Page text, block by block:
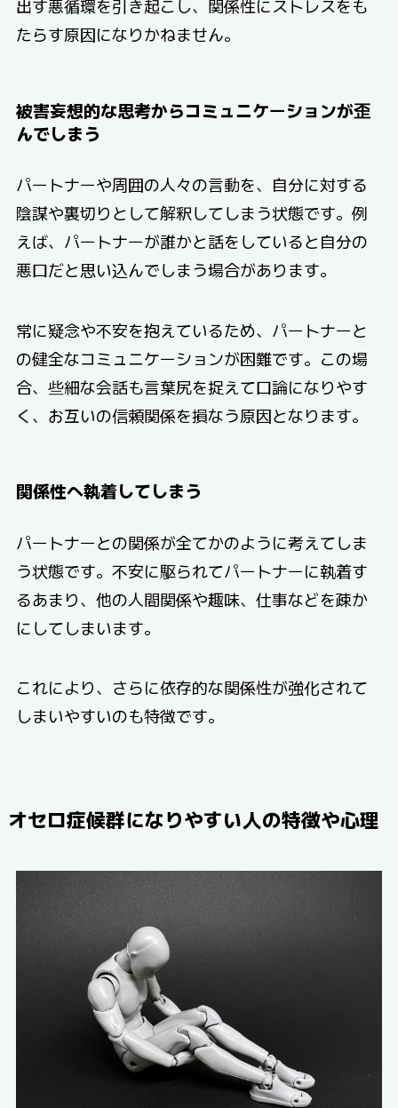
出す悪循環を引き起こし、関係性にストレスをも
たらす原因になりかねません。
被害妄想的な思考からコミュニケーションが歪
んでしまう
パートナーや周囲の人々の言動を、自分に対する
陰謀や裏切りとして解釈してしまう状態です。例
えば、パートナーが誰かと話をしていると自分の
悪口だと思い込んでしまう場合があります。
常に疑念や不安を抱えているため、パートナーと
の健全なコミュニケーションが困難です。この場
合、些細な会話も言葉尻を捉えて口論になりやす
く、お互いの信頼関係を損なう原因となります。
関係性へ執着してしまう
パートナーとの関係が全てかのように考えてしま
う状態です。不安に駆られてパートナーに執着す
るあまり、他の人間関係や趣味、仕事などを疎か
にしてしまいます。
これにより、さらに依存的な関係性が強化されて
しまいやすいのも特徴です。
オセロ症候群になりやすい人の特徴や心理